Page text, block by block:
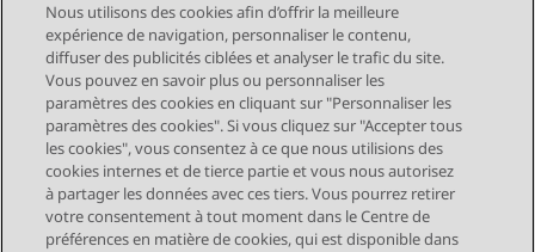
Send Feedback
Navigation par sujet
Sujet précédent Sujet suivant
Nous utilisons des cookies afin d’offrir la meilleure
expérience de navigation, personnaliser le contenu,
diffuser des publicités ciblées et analyser le trafic du site.
Vous pouvez en savoir plus ou personnaliser les
paramètres des cookies en cliquant sur "Personnaliser les
paramètres des cookies". Si vous cliquez sur "Accepter tous
les cookies", vous consentez à ce que nous utilisions des
cookies internes et de tierce partie et vous nous autorisez
à partager les données avec ces tiers. Vous pourrez retirer
votre consentement à tout moment dans le Centre de
préférences en matière de cookies, qui est disponible dans